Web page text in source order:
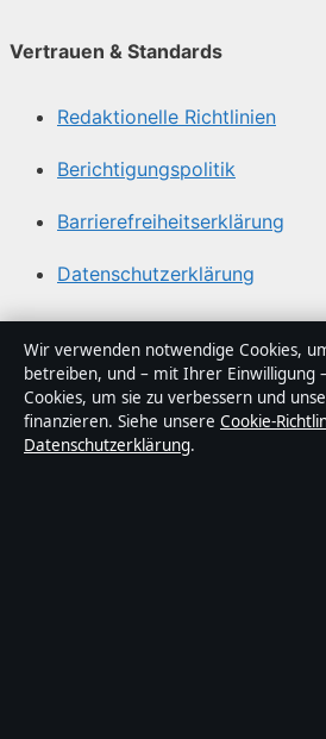
Vertrauen & Standards
Redaktionelle Richtlinien
Berichtigungspolitik
Barrierefreiheitserklärung
Datenschutzerklärung
Über Sachstruktur in Kürze
Sachstruktur ist ein unabhängiger
Nachrichtenanbieter mit Fokus auf
Technik und Gesellschaft in
Wir verwenden notwendige Cookies,
betreiben, und – mit Ihrer Einwilligung
Cookies, um sie zu verbessern und
finanzieren. Siehe unsere Cookie-
Datenschutzerklärung.